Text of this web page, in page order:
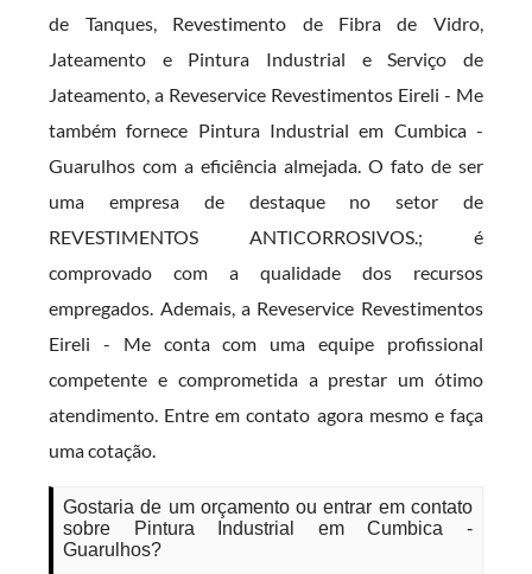
de Tanques, Revestimento de Fibra de Vidro,
Jateamento e Pintura Industrial e Serviço de
Jateamento, a Reveservice Revestimentos Eireli - Me
também fornece Pintura Industrial em Cumbica -
Guarulhos com a eficiência almejada. O fato de ser
uma empresa de destaque no setor de
REVESTIMENTOS ANTICORROSIVOS.; é
comprovado com a qualidade dos recursos
empregados. Ademais, a Reveservice Revestimentos
Eireli - Me conta com uma equipe profissional
competente e comprometida a prestar um ótimo
atendimento. Entre em contato agora mesmo e faça
uma cotação.
Gostaria de um orçamento ou entrar em contato
sobre Pintura Industrial em Cumbica -
Guarulhos?